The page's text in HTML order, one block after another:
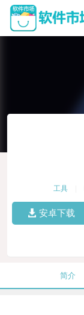
工具
安卓下载
简介